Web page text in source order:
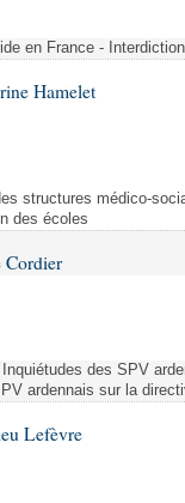
en France -
Hamelet
structures médico-
des écoles
Cordier
des SPV
ardennais sur la
Lefèvre